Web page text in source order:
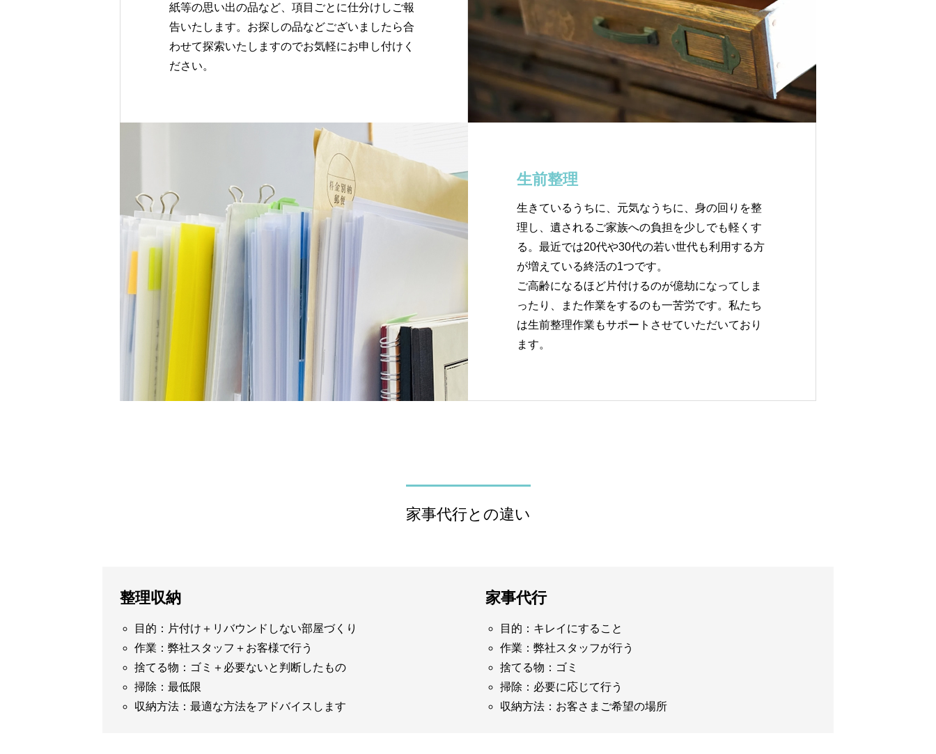
紙等の思い出の品など、項目ごとに仕分けしご報
告いたします。お探しの品などございましたら合
わせて探索いたしますのでお気軽にお申し付けく
ださい。
生前整理
生きているうちに、元気なうちに、身の回りを整
理し、遺されるご家族への負担を少しでも軽くす
る。最近では20代や30代の若い世代も利用する方
が増えている終活の1つです。
ご高齢になるほど片付けるのが億劫になってしま
ったり、また作業をするのも一苦労です。私たち
は生前整理作業もサポートさせていただいており
ます。
家事代行との違い
整理収納
目的：片付け＋リバウンドしない部屋づくり
作業：弊社スタッフ＋お客様で行う
捨てる物：ゴミ＋必要ないと判断したもの
掃除：最低限
収納方法：最適な方法をアドバイスします
家事代行
目的：キレイにすること
作業：弊社スタッフが行う
捨てる物：ゴミ
掃除：必要に応じて行う
収納方法：お客さまご希望の場所